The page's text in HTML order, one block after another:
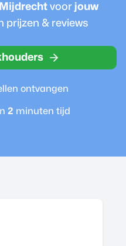
Mijdrecht voor jouw
prijzen & reviews
ontvangen
2 minuten tijd